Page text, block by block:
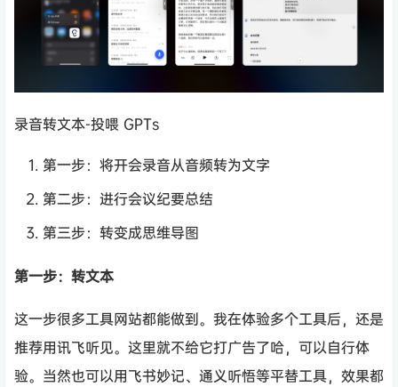
录音转文本-投喂 GPTs
第一步：将开会录音从音频转为文字
第二步：进行会议纪要总结
第三步：转变成思维导图
第一步：转文本
这一步很多工具网站都能做到。我在体验多个工具后，还是
推荐用讯飞听见。这里就不给它打广告了哈，可以自行体
验。当然也可以用飞书妙记、通义听悟等平替工具，效果都